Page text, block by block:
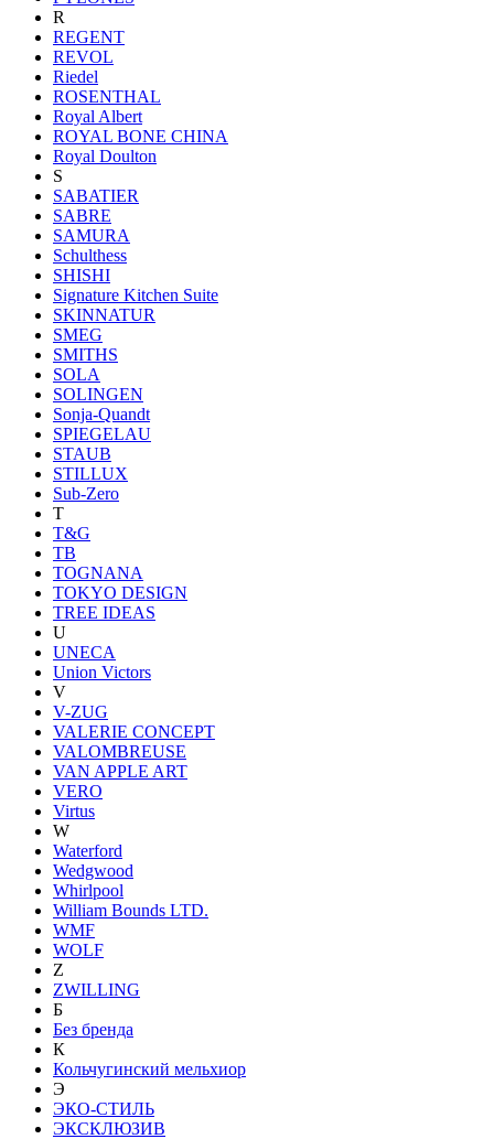
R
REGENT
REVOL
Riedel
ROSENTHAL
Royal Albert
ROYAL BONE CHINA
Royal Doulton
S
SABATIER
SABRE
SAMURA
Schulthess
SHISHI
Signature Kitchen Suite
SKINNATUR
SMEG
SMITHS
SOLA
SOLINGEN
Sonja-Quandt
SPIEGELAU
STAUB
STILLUX
Sub-Zero
T
T&G
TB
TOGNANA
TOKYO DESIGN
TREE IDEAS
U
UNECA
Union Victors
V
V-ZUG
VALERIE CONCEPT
VALOMBREUSE
VAN APPLE ART
VERO
Virtus
W
Waterford
Wedgwood
Whirlpool
William Bounds LTD.
WMF
WOLF
Z
ZWILLING
Б
Без бренда
К
Кольчугинский мельхиор
Э
ЭКО-СТИЛЬ
ЭКСКЛЮЗИВ